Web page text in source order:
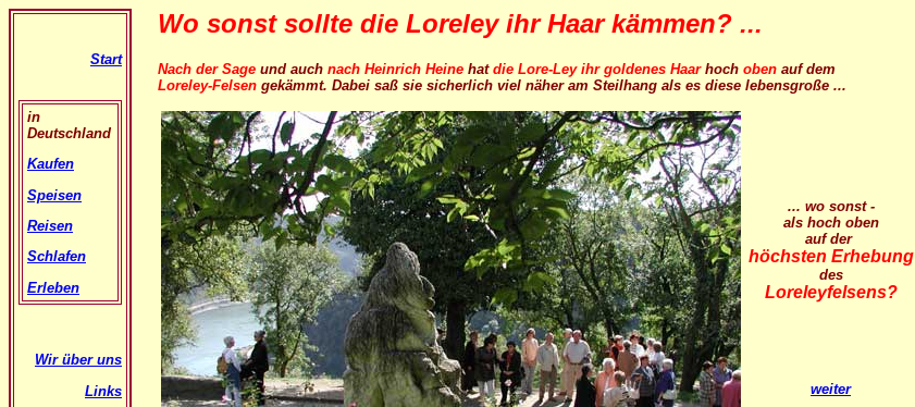
Start
in
Deutschland
Kaufen
Speisen
Reisen
Schlafen
Erleben
Wir über uns
Links
Wo sonst sollte die Loreley ihr Haar kämmen? ...
Nach der Sage und auch nach Heinrich Heine hat die Lore-Ley ihr goldenes Haarhoch oben auf dem
Loreley-Felsen gekämmt. Dabei saß sie sicherlich viel näher am Steilhang als es diese lebensgroße ...
... wo sonst -
als hoch oben
auf der
höchsten Erhebung
des
Loreleyfelsens?
weiter